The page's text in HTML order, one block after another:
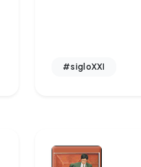
#sigloXXI